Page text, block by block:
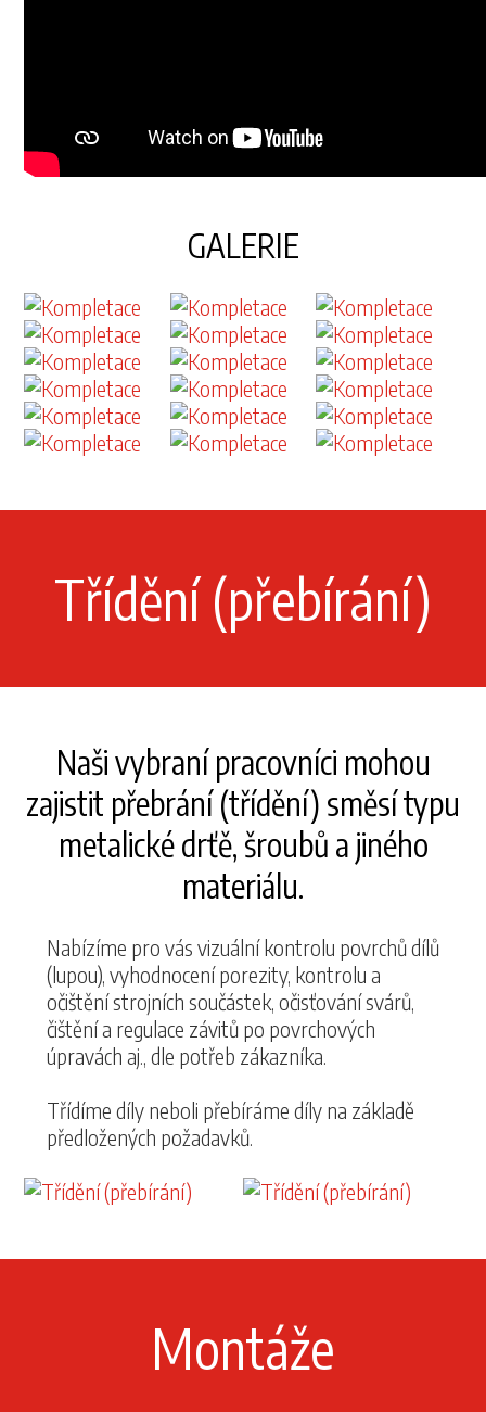
GALERIE
Třídění (přebírání)
Naši vybraní pracovníci mohou
zajistit přebrání (třídění) směsí typu
metalické drťě, šroubů a jiného
materiálu.
Nabízíme pro vás vizuální kontrolu povrchů dílů
(lupou), vyhodnocení porezity, kontrolu a
očištění strojních součástek, očisťování svárů,
čištění a regulace závitů po povrchových
úpravách aj., dle potřeb zákazníka.
Třídíme díly neboli přebíráme díly na základě
předložených požadavků.
Montáže